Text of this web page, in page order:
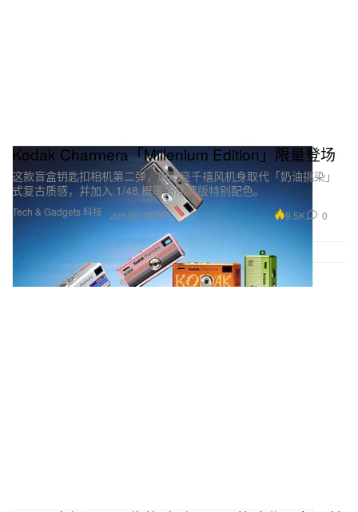
Tech & Gadgets 科技
Kodak Charmera「Millenium Edition」限量登场
这款盲盒钥匙扣相机第二弹，用高亮千禧风机身取代「奶油挑染」
式复古质感，并加入 1/48 概率的隐藏版特别配色。
Jun 30, 2026 9.5K 0